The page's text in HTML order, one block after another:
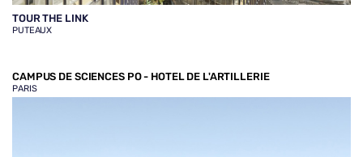
TOUR THE LINK
PUTEAUX
CAMPUS DE SCIENCES PO - HOTEL DE L'ARTILLERIE
PARIS